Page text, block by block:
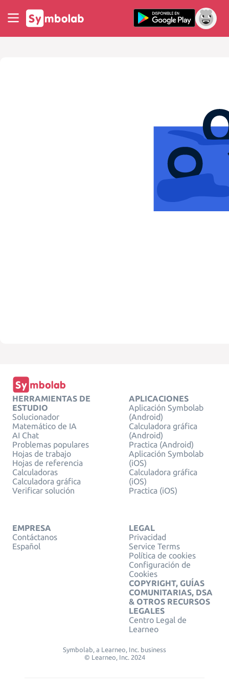
HERRAMIENTAS DE
ESTUDIO
Solucionador
Matemático de IA
AI Chat
Problemas populares
Hojas de trabajo
Hojas de referencia
Calculadoras
Calculadora gráfica
Verificar solución
APLICACIONES
Aplicación Symbolab
(Android)
Calculadora gráfica
(Android)
Practica (Android)
Aplicación Symbolab
(iOS)
Calculadora gráfica
(iOS)
Practica (iOS)
EMPRESA
Contáctanos
Español
LEGAL
Privacidad
Service Terms
Política de cookies
Configuración de
Cookies
COPYRIGHT, GUÍAS
COMUNITARIAS, DSA
& OTROS RECURSOS
LEGALES
Centro Legal de
Learneo
Symbolab, a Learneo, Inc. business
© Learneo, Inc. 2024